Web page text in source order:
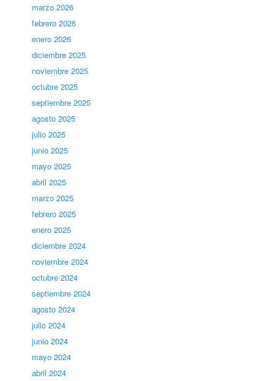
marzo 2026
febrero 2026
enero 2026
diciembre 2025
noviembre 2025
octubre 2025
septiembre 2025
agosto 2025
julio 2025
junio 2025
mayo 2025
abril 2025
marzo 2025
febrero 2025
enero 2025
diciembre 2024
noviembre 2024
octubre 2024
septiembre 2024
agosto 2024
julio 2024
junio 2024
mayo 2024
abril 2024